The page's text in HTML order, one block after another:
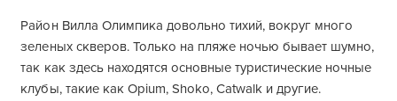
Район Вилла Олимпика довольно тихий, вокруг много
зеленых скверов. Только на пляже ночью бывает шумно,
так как здесь находятся основные туристические ночные
клубы, такие как Opium, Shoko, Catwalk и другие.